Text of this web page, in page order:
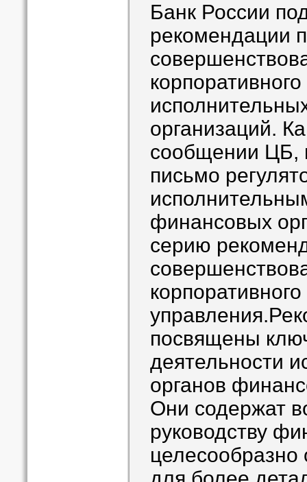
Банк России
рекомендации
организаций.
сообщении ЦБ,
письмо
финансовых
серию
корпоративного
посвящены
деятельности
органов
Они содержат
руководству